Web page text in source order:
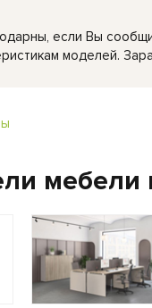
если Вы
моделей.
мебели